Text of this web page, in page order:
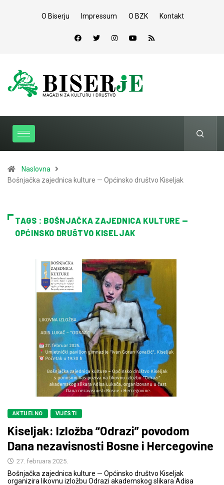
O Biserju Impressum O BZK Kontakt
Naslovna
Bošnjačka zajednica kulture — Općinsko društvo Kiseljak
TAGS : BOŠNJAČKA ZAJEDNICA KULTURE —
OPĆINSKO DRUŠTVO KISELJAK
AKTUELNO VIJESTI
Kiseljak: Izložba “Odrazi” povodom
Dana nezavisnosti Bosne i Hercegovine
27. februara 2025.
Bošnjačka zajednica kulture — Općinsko društvo Kiseljak
organizira likovnu izložbu Odrazi akademskog slikara Adisa